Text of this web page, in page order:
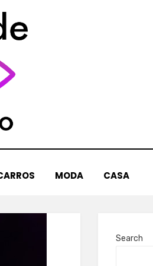
MODA CASA
Search